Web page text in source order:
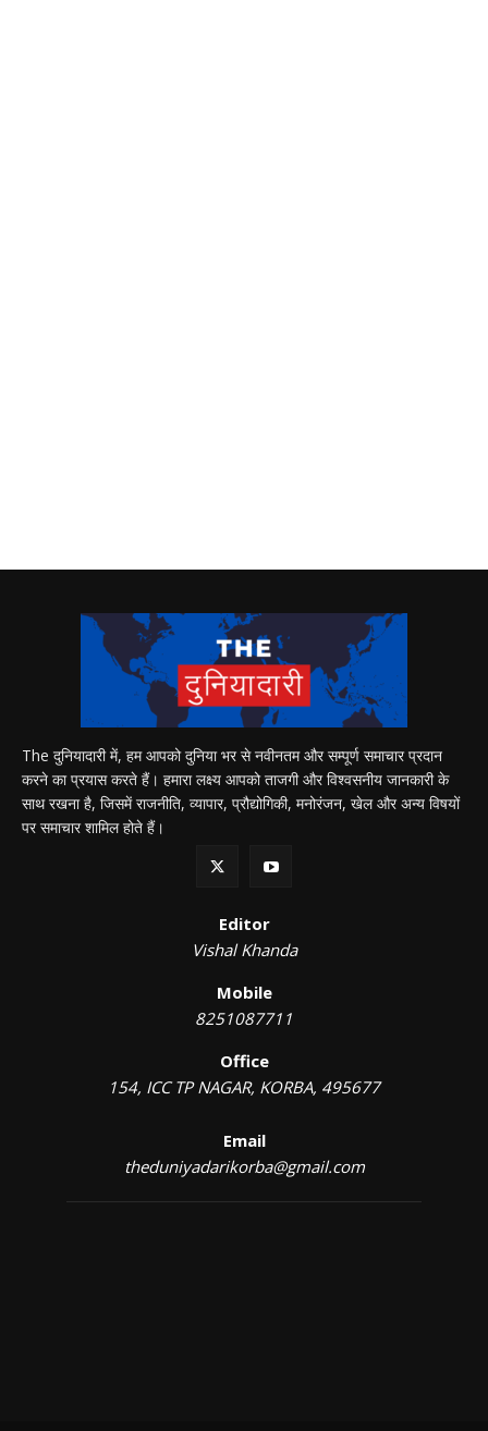
The दुनियादारी में, हम आपको दुनिया भर से नवीनतम और सम्पूर्ण समाचार प्रदान
करने का प्रयास करते हैं। हमारा लक्ष्य आपको ताजगी और विश्वसनीय जानकारी के
साथ रखना है, जिसमें राजनीति, व्यापार, प्रौद्योगिकी, मनोरंजन, खेल और अन्य विषयों
पर समाचार शामिल होते हैं।
Editor
Vishal Khanda
Mobile
8251087711
Office
154, ICC TP NAGAR, KORBA, 495677
Email
theduniyadarikorba@gmail.com